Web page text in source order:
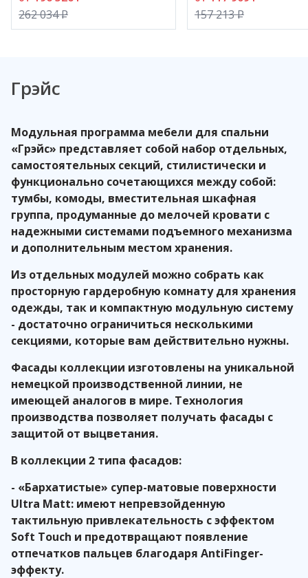
Применяемые в производстве ЛДСП, производства
компанииEgger(Австрия), и МДФ, производства
262 034P
157 213P
Грэйс
Модульная программа мебели для спальни
«Грэйс» представляет собой набор отдельных,
самостоятельных секций, стилистически и
функционально сочетающихся между собой:
тумбы, комоды, вместительная шкафная
группа, продуманные до мелочей кровати с
надежными системами подъемного механизма
и дополнительным местом хранения.
Из отдельных модулей можно собрать как
просторную гардеробную комнату для хранения
одежды, так и компактную модульную систему
- достаточно ограничиться несколькими
секциями, которые вам действительно нужны.
Фасады коллекции изготовлены на уникальной
немецкой производственной линии, не
имеющей аналогов в мире. Технология
производства позволяет получать фасады с
защитой от выцветания.
В коллекции 2 типа фасадов:
- «Бархатистые» супер-матовые поверхности
Ultra Matt: имеют непревзойденную
тактильную привлекательность с эффектом
Soft Touch и предотвращают появление
отпечатков пальцев благодаря AntiFinger-
эффекту.